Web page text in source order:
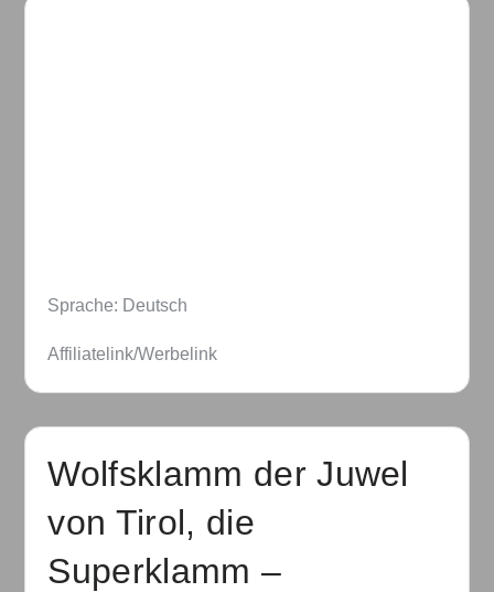
Sprache: Deutsch
Affiliatelink/Werbelink
Wolfsklamm der Juwel
von Tirol, die
Superklamm –